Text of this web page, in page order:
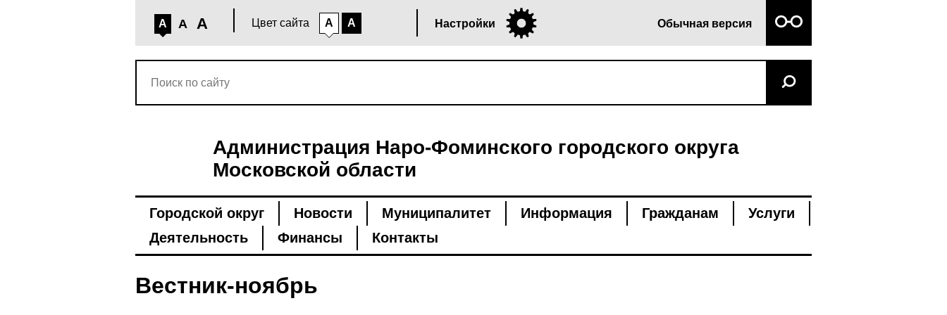
A A A Цвет сайта A A Настройки Обычная версия
Администрация Наро-Фоминского городского округа
Московской области
Городской округ Новости Муниципалитет Информация Гражданам
Услуги
Деятельность
Финансы Контакты
Вестник-ноябрь